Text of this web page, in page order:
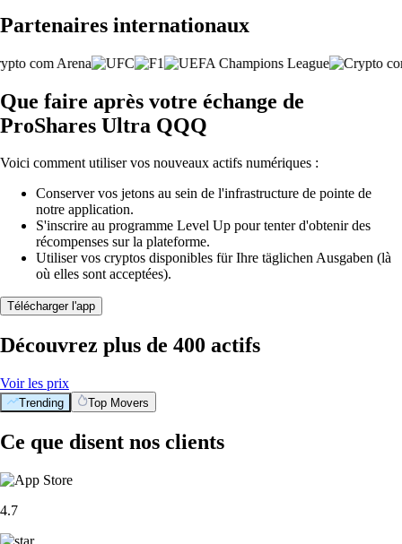
Partenaires internationaux
Que faire après votre échange de
ProShares Ultra QQQ
Voici comment utiliser vos nouveaux actifs numériques :
Conserver vos jetons au sein de l'infrastructure de pointe de
notre application.
S'inscrire au programme Level Up pour tenter d'obtenir des
récompenses sur la plateforme.
Utiliser vos cryptos disponibles für Ihre täglichen Ausgaben (là
où elles sont acceptées).
Télécharger l'app
Découvrez plus de 400 actifs
Voir les prix
Trending Top Movers
Ce que disent nos clients
4.7